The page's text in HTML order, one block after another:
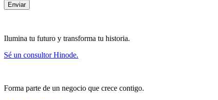
Enviar
Ilumina tu futuro y transforma tu historia.
Sé un consultor Hinode.
Forma parte de un negocio que crece contigo.